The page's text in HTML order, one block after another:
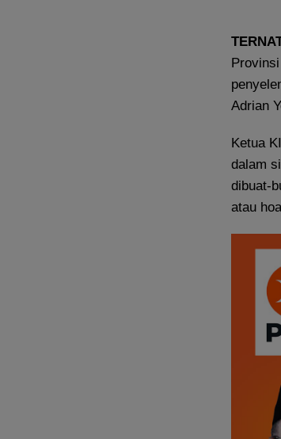
Adrian
Ketua
dalam
dibuat-
atau